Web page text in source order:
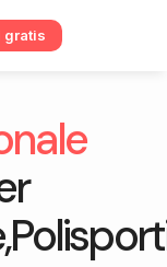
gratis